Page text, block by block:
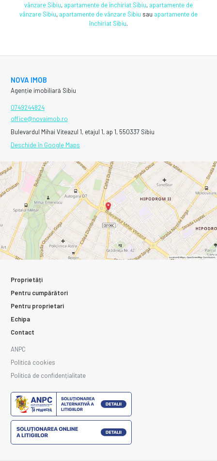
vânzare Sibiu, apartamente de închiriat Sibiu, apartamente de
vânzare Sibiu, apartamente de vânzare Sibiu sau apartamente de
închiriat Sibiu.
NOVA IMOB
Agenție imobiliară Sibiu
0749244824
office@novaimob.ro
Bulevardul Mihai Viteazul 1, etajul 1, ap 1, 550337 Sibiu
Deschide în Google Maps
Proprietăți
Pentru cumpărători
Pentru proprietari
Echipa
Contact
ANPC
Politică cookies
Politică de confidențialitate